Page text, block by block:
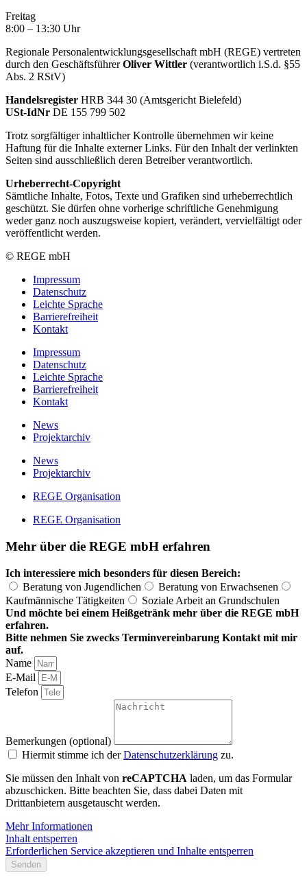
Freitag
8:00 – 13:30 Uhr
Regionale Personalentwicklungsgesellschaft mbH (REGE) vertreten
durch den GeschäftsführerOliver Wittler (verantwortlich i.S.d. §55
Abs. 2 RStV)
Handelsregister HRB 344 30 (Amtsgericht Bielefeld)
USt-IdNr DE 155 799 502
Trotz sorgfältiger inhaltlicher Kontrolle übernehmen wir keine
Haftung für die Inhalte externer Links. Für den Inhalt der verlinkten
Seiten sind ausschließlich deren Betreiber verantwortlich.
Urheberrecht-Copyright
Sämtliche Inhalte, Fotos, Texte und Grafiken sind urheberrechtlich
geschützt. Sie dürfen ohne vorherige schriftliche Genehmigung
weder ganz noch auszugsweise kopiert, verändert, vervielfältigt oder
veröffentlicht werden.
© REGE mbH
Impressum
Datenschutz
Leichte Sprache
Barrierefreiheit
Kontakt
Impressum
Datenschutz
Leichte Sprache
Barrierefreiheit
Kontakt
News
Projektarchiv
News
Projektarchiv
REGE Organisation
REGE Organisation
Mehr über die REGE mbH erfahren
Ich interessiere mich besonders für diesen Bereich:
Beratung von Jugendlichen
Beratung von Erwachsenen
Kaufmännische Tätigkeiten
Soziale Arbeit an Grundschulen
Und möchte bei einem Heißgetränk mehr über die REGE mbH
erfahren.
Bitte nehmen Sie zwecks Terminvereinbarung Kontakt mit mir
auf.
Name
E-Mail
Telefon
Bemerkungen (optional)
Hiermit stimme ich derDatenschutzerklärung zu.
Sie müssen den Inhalt von reCAPTCHA laden, um das Formular
abzuschicken. Bitte beachten Sie, dass dabei Daten mit
Drittanbietern ausgetauscht werden.
Mehr Informationen
Inhalt entsperren
Erforderlichen Service akzeptieren und Inhalte entsperren
Senden